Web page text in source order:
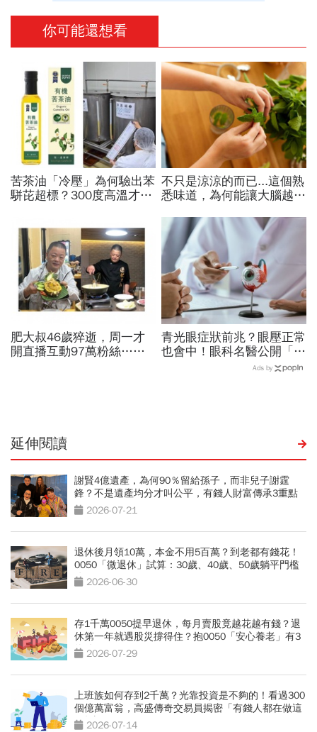
你可能還想看
苦茶油「冷壓」為何驗出苯
駢芘超標？300度高溫才大
顏宗海籲這件事
不只是涼涼的而已...這個熟
悉味道，為何能讓大腦越聞
鐘，還能抗老防蛀牙
肥大叔46歲猝逝，周一才
開直播互動97萬粉絲…常
青光眼症狀前兆？眼壓正常
也會中！眼科名醫公開「護
眼飲食＋自我檢測3步
Ads by
延伸閱讀
謝賢4億遺產，為何90％留給孫子，而非兒子謝霆
鋒？不是遺產均分才叫公平，有錢人財富傳承3重點
2026-07-21
退休後月領10萬，本金不用5百萬？到老都有錢花！
0050「微退休」試算：30歲、40歲、50歲躺平門檻
公開2026-06-30
存1千萬0050提早退休，每月賣股竟越花越有錢？退
休第一年就遇股災撐得住？抱0050「安心養老」有3
條件2026-07-29
上班族如何存到2千萬？光靠投資是不夠的！看過300
個億萬富翁，高盛傳奇交易員揭密「有錢人都在做這
2件事」
2026-07-14